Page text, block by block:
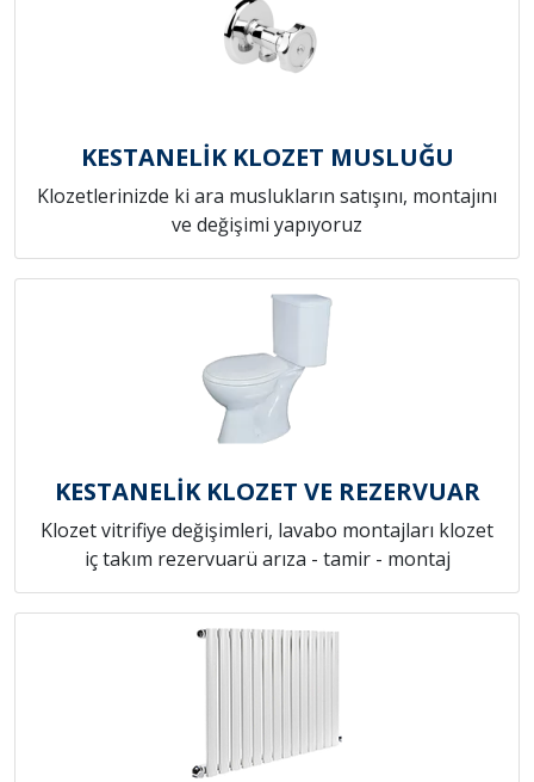
KESTANELİK KLOZET MUSLUĞU
Klozetlerinizde ki ara muslukların satışını, montajını
ve değişimi yapıyoruz
KESTANELİK KLOZET VE REZERVUAR
Klozet vitrifiye değişimleri, lavabo montajları klozet
iç takım rezervuarü arıza - tamir - montaj